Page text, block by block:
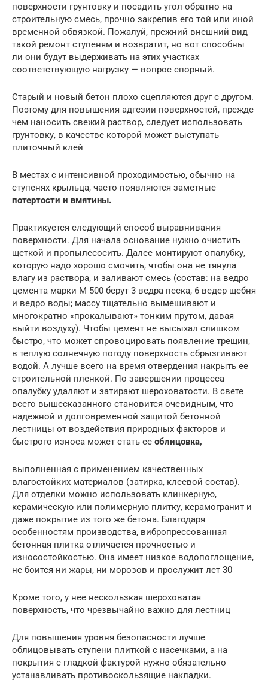
поверхности грунтовку и посадить угол обратно на
строительную смесь, прочно закрепив его той или иной
временной обвязкой. Пожалуй, прежний внешний вид
такой ремонт ступеням и возвратит, но вот способны
ли они будут выдерживать на этих участках
соответствующую нагрузку — вопрос спорный.
Старый и новый бетон плохо сцепляются друг с другом.
Поэтому для повышения адгезии поверхностей, прежде
чем наносить свежий раствор, следует использовать
грунтовку, в качестве которой может выступать
плиточный клей
В местах с интенсивной проходимостью, обычно на
ступенях крыльца, часто появляются заметные
потертости и вмятины.
Практикуется следующий способ выравнивания
поверхности. Для начала основание нужно очистить
щеткой и пропылесосить. Далее монтируют опалубку,
которую надо хорошо смочить, чтобы она не тянула
влагу из раствора, и заливают смесь (состав: на ведро
цемента марки М 500 берут 3 ведра песка, 6 ведер щебня
и ведро воды; массу тщательно вымешивают и
многократно «прокалывают» тонким прутом, давая
выйти воздуху). Чтобы цемент не высыхал слишком
быстро, что может спровоцировать появление трещин,
в теплую солнечную погоду поверхность сбрызгивают
водой. А лучше всего на время отвердения накрыть ее
строительной пленкой. По завершении процесса
опалубку удаляют и затирают шероховатости. В свете
всего вышесказанного становится очевидным, что
надежной и долговременной защитой бетонной
лестницы от воздействия природных факторов и
быстрого износа может стать ее облицовка,
выполненная с применением качественных
влагостойких материалов (затирка, клеевой состав).
Для отделки можно использовать клинкерную,
керамическую или полимерную плитку, керамогранит и
даже покрытие из того же бетона. Благодаря
особенностям производства, вибропрессованная
бетонная плитка отличается прочностью и
износостойкостью. Она имеет низкое водопоглощение,
не боится ни жары, ни морозов и прослужит лет 30
Кроме того, у нее нескользкая шероховатая
поверхность, что чрезвычайно важно для лестниц
Для повышения уровня безопасности лучше
облицовывать ступени плиткой с насечками, а на
покрытия с гладкой фактурой нужно обязательно
устанавливать противоскользящие накладки.